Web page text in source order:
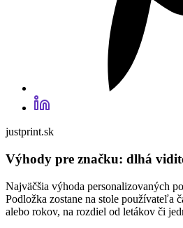
justprint.sk
Výhody pre značku: dlhá
Najväčšia výhoda personalizovaných
Podložka zostane na stole používateľa
alebo rokov, na rozdiel od letákov či